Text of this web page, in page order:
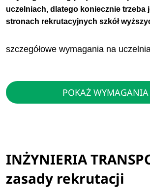
uczelniach, dlatego koniecznie trzeba
stronach rekrutacyjnych szkół
szczegółowe wymagania na
POKAŻ WYMAGANIA
INŻYNIERIA
zasady rekrutacji